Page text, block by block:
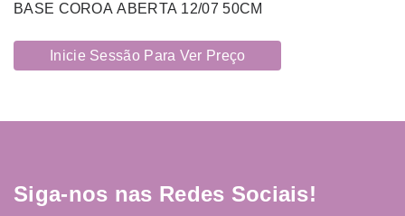
BASE COROA ABERTA 12/07 50CM
Inicie Sessão Para Ver Preço
Siga-nos nas Redes Sociais!